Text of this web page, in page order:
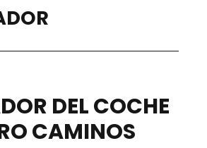
DEL COCHE
CAMINOS